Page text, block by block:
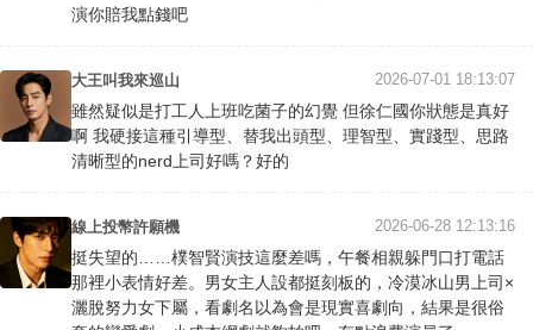
演你賠我點錢吧
大王叫我來巡山 2026-07-01 18:13:07
雖然疑似是打工人上班吃菌子的幻覺 但徐仁國你狀態是真好
啊 我硬接這種引導型、替我出頭型、理智型、實踐型、思路
清晰型的nerd上司好嗎？好的
線上投幣許願機 2026-06-28 12:13:16
挺失望的……樸智賢演技這麼差嗎，午餐相親躲門口打電話
那裡小表情好差。男女主人設都挺刻板的，冷漠冰山男上司×
灑脫努力女下屬，看劇名以為會是現實喜劇向，結果是很俗